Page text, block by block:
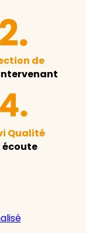
de
Qualité
écoute